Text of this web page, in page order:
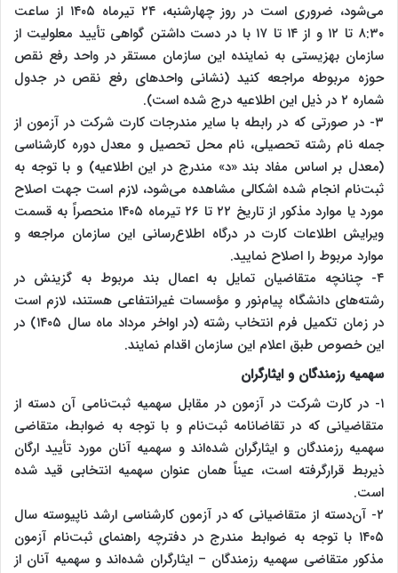
می‌شود، ضروری است در روز چهارشنبه، ۲۴ تیرماه ۱۴۰۵ از ساعت
۸:۳۰ تا ۱۲ و از ۱۴ تا ۱۷ با در دست داشتن گواهی تأیید معلولیت از
سازمان بهزیستی به نماینده این سازمان مستقر در واحد رفع نقص
حوزه مربوطه مراجعه کنید (نشانی واحدهای رفع نقص در جدول
شماره ۲ در ذیل این اطلاعیه درج شده است).
۳- در صورتی که‌ در رابطه‌ با سایر مندرجات‌ کارت شرکت در آزمون از
جمله نام رشته تحصیلی، نام محل تحصیل و معدل دوره کارشناسی
(معدل بر اساس مفاد بند «د‍» مندرج در این اطلاعیه) و با توجه‌ به‌
ثبت‌نام انجام شده اشکالی‌ مشاهده‌ می‌شود، لازم است جهت اصلاح
مورد یا موارد مذکور از تاریخ ۲۲ تا ۲۶ تیرماه ۱۴۰۵ منحصراً به قسمت
ویرایش اطلاعات کارت در درگاه اطلاع‌رسانی این سازمان مراجعه و
موارد مربوط را اصلاح نمایید.
۴- چنانچه متقاضیان تمایل به اعمال بند مربوط به گزینش در
رشته‌های دانشگاه پیام‌نور و مؤسسات غیرانتفاعی هستند، لازم است
در زمان تکمیل فرم انتخاب رشته (در اواخر مرداد ماه سال ۱۴۰۵) در
این خصوص طبق اعلام این سازمان اقدام نمایند.
سهمیه رزمندگان و ایثارگران
۱- در کارت شرکت در آزمون در مقابل سهمیه‌ ثبت‌نامی‌ آن دسته از
متقاضیانی که در تقاضانامه ثبت‌نام و با توجه به ضوابط، متقاضی
سهمیه رزمندگان و ایثارگران شده‌اند و سهمیه آنان مورد تأیید ارگان
ذیربط قرارگرفته است، عیناً همان عنوان سهمیه انتخابی قید شده
است.
۲- آن‌دسته از متقاضیانی که در آزمون کارشناسی ارشد ناپیوسته سال
۱۴۰۵ با توجه به ضوابط مندرج در دفترچه راهنمای ثبت‌نام آزمون
مذکور متقاضی سهمیه رزمندگان – ایثارگران شده‌اند و سهمیه آنان از